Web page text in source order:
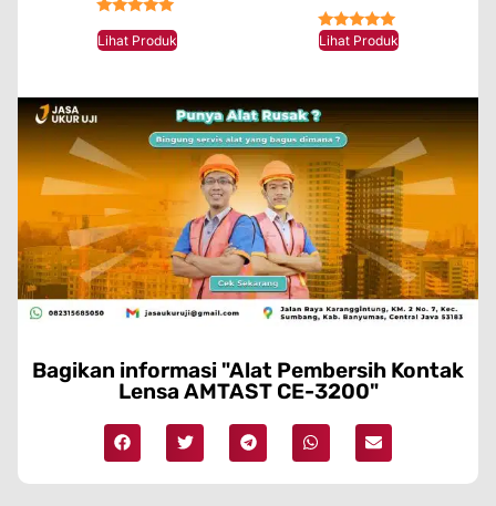
Lihat Produk ★★★★★
Lihat Produk
Bagikan informasi "Alat Pembersih Kontak
Lensa AMTAST CE-3200"